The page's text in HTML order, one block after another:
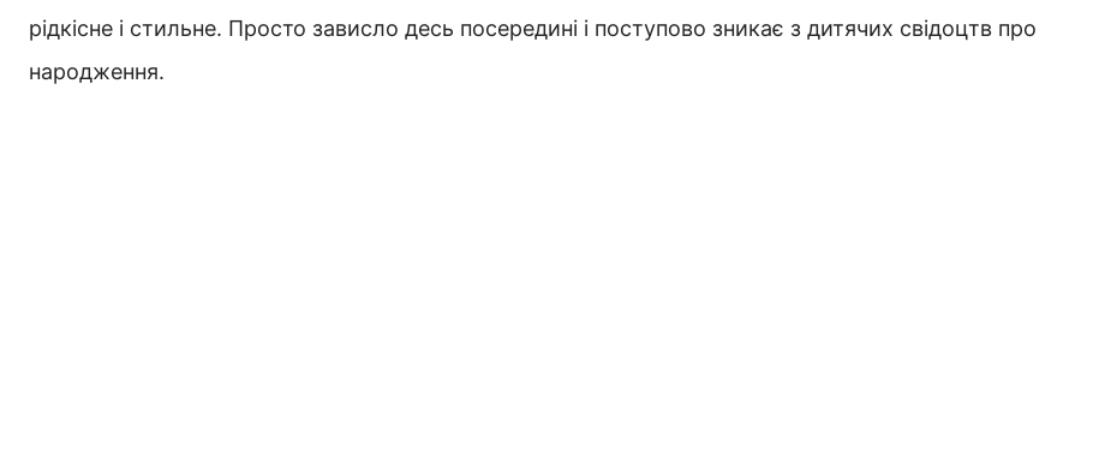
рідкісне і стильне. Просто зависло десь посередині і поступово зникає з дитячих свідоцтв про
народження.